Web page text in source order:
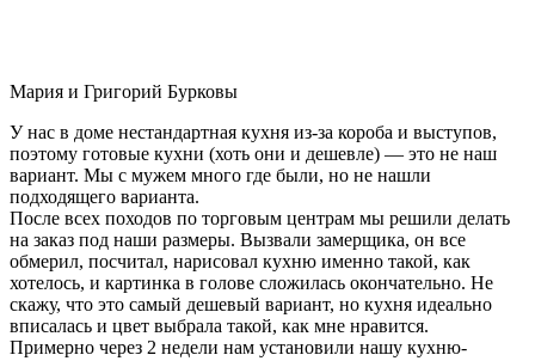
Мария и Григорий Бурковы
У нас в доме нестандартная кухня из-за короба и выступов,
поэтому готовые кухни (хоть они и дешевле) — это не наш
вариант. Мы с мужем много где были, но не нашли
подходящего варианта.
После всех походов по торговым центрам мы решили делать
на заказ под наши размеры. Вызвали замерщика, он все
обмерил, посчитал, нарисовал кухню именно такой, как
хотелось, и картинка в голове сложилась окончательно. Не
скажу, что это самый дешевый вариант, но кухня идеально
вписалась и цвет выбрала такой, как мне нравится.
Примерно через 2 недели нам установили нашу кухню-